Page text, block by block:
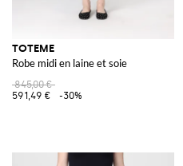
TOTEME
Robe midi en laine et soie
845,00 €
591,49 €
-30%